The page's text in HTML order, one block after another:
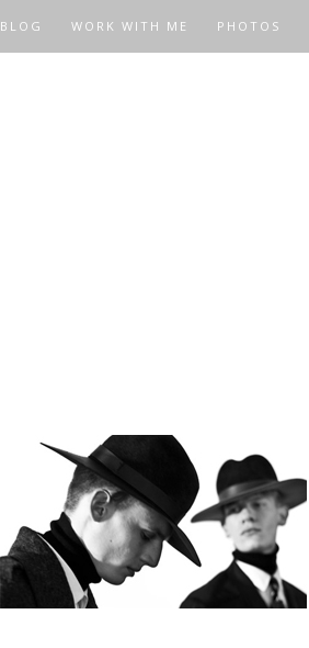
BLOG WORK WITH ME PHOTOS